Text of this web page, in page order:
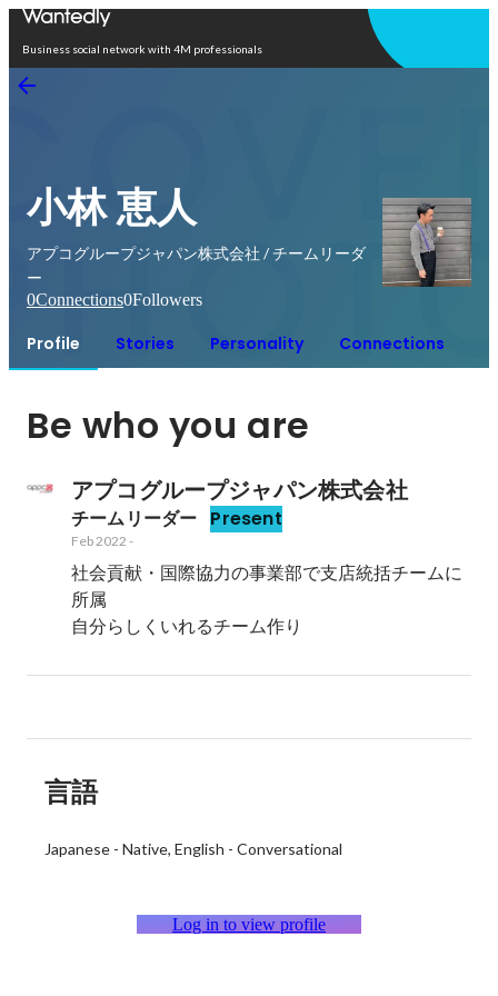
Business social network with 4M professionals
小林 恵人
アプコグループジャパン株式会社 / チームリーダ
ー
0Connections0Followers
Profile Stories Personality Connections
Be who you are
アプコグループジャパン株式会社
チームリーダー Present
Feb 2022 -
社会貢献・国際協力の事業部で支店統括チームに
所属
自分らしくいれるチーム作り
言語
Japanese - Native English - Conversational
Log in to view profile